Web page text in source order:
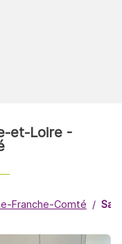
et-Loire -
Franche-Comté